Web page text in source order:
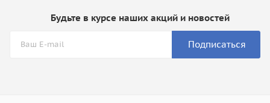
Будьте в курсе наших акций и новостей
Подписаться